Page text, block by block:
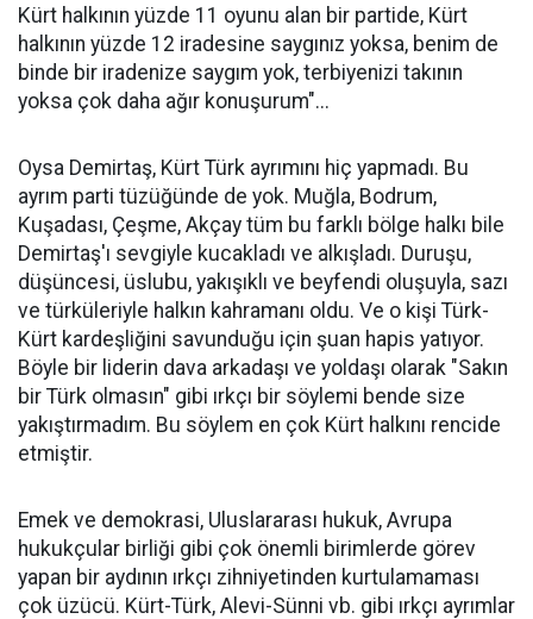
Kürt halkının yüzde 11 oyunu alan bir partide, Kürt
halkının yüzde 12 iradesine saygınız yoksa, benim de
binde bir iradenize saygım yok, terbiyenizi takının
yoksa çok daha ağır konuşurum"...
Oysa Demirtaş, Kürt Türk ayrımını hiç yapmadı. Bu
ayrım parti tüzüğünde de yok. Muğla, Bodrum,
Kuşadası, Çeşme, Akçay tüm bu farklı bölge halkı bile
Demirtaş'ı sevgiyle kucakladı ve alkışladı. Duruşu,
düşüncesi, üslubu, yakışıklı ve beyfendi oluşuyla, sazı
ve türküleriyle halkın kahramanı oldu. Ve o kişi Türk-
Kürt kardeşliğini savunduğu için şuan hapis yatıyor.
Böyle bir liderin dava arkadaşı ve yoldaşı olarak "Sakın
bir Türk olmasın" gibi ırkçı bir söylemi bende size
yakıştırmadım. Bu söylem en çok Kürt halkını rencide
etmiştir.
Emek ve demokrasi, Uluslararası hukuk, Avrupa
hukukçular birliği gibi çok önemli birimlerde görev
yapan bir aydının ırkçı zihniyetinden kurtulamaması
çok üzücü. Kürt-Türk, Alevi-Sünni vb. gibi ırkçı ayrımlar